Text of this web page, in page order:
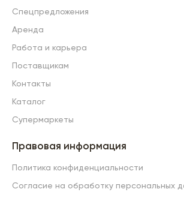
Спецпредложения
Аренда
Работа и карьера
Поставщикам
Контакты
Каталог
Супермаркеты
Правовая информация
Политика конфиденциальности
Согласие на обработку персональных